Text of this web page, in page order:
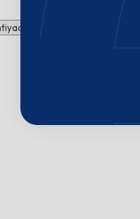
var? Bizimle sohbet edin!